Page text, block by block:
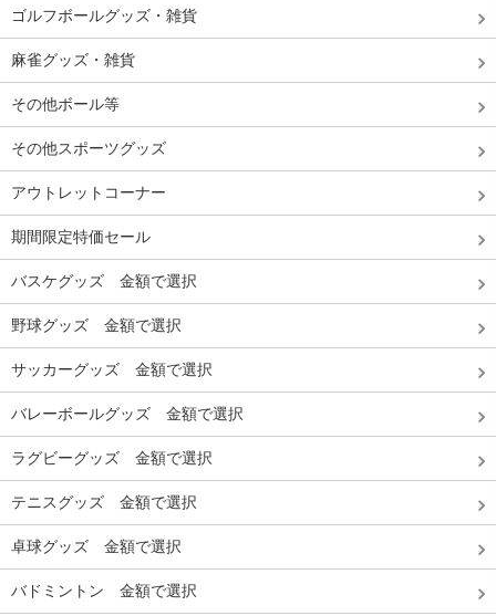
ゴルフボールグッズ・雑貨
麻雀グッズ・雑貨
その他ボール等
その他スポーツグッズ
アウトレットコーナー
期間限定特価セール
バスケグッズ 金額で選択
野球グッズ 金額で選択
サッカーグッズ 金額で選択
バレーボールグッズ 金額で選択
ラグビーグッズ 金額で選択
テニスグッズ 金額で選択
卓球グッズ 金額で選択
バドミントン 金額で選択